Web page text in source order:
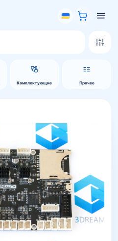
Комплектующие Прочее